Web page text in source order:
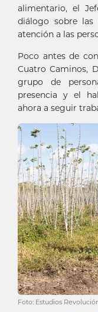
alimentario, el
diálogo sobre
atención a las
Poco antes de
Cuatro Caminos,
grupo de
presencia y el
ahora a seguir
Foto: Estudios